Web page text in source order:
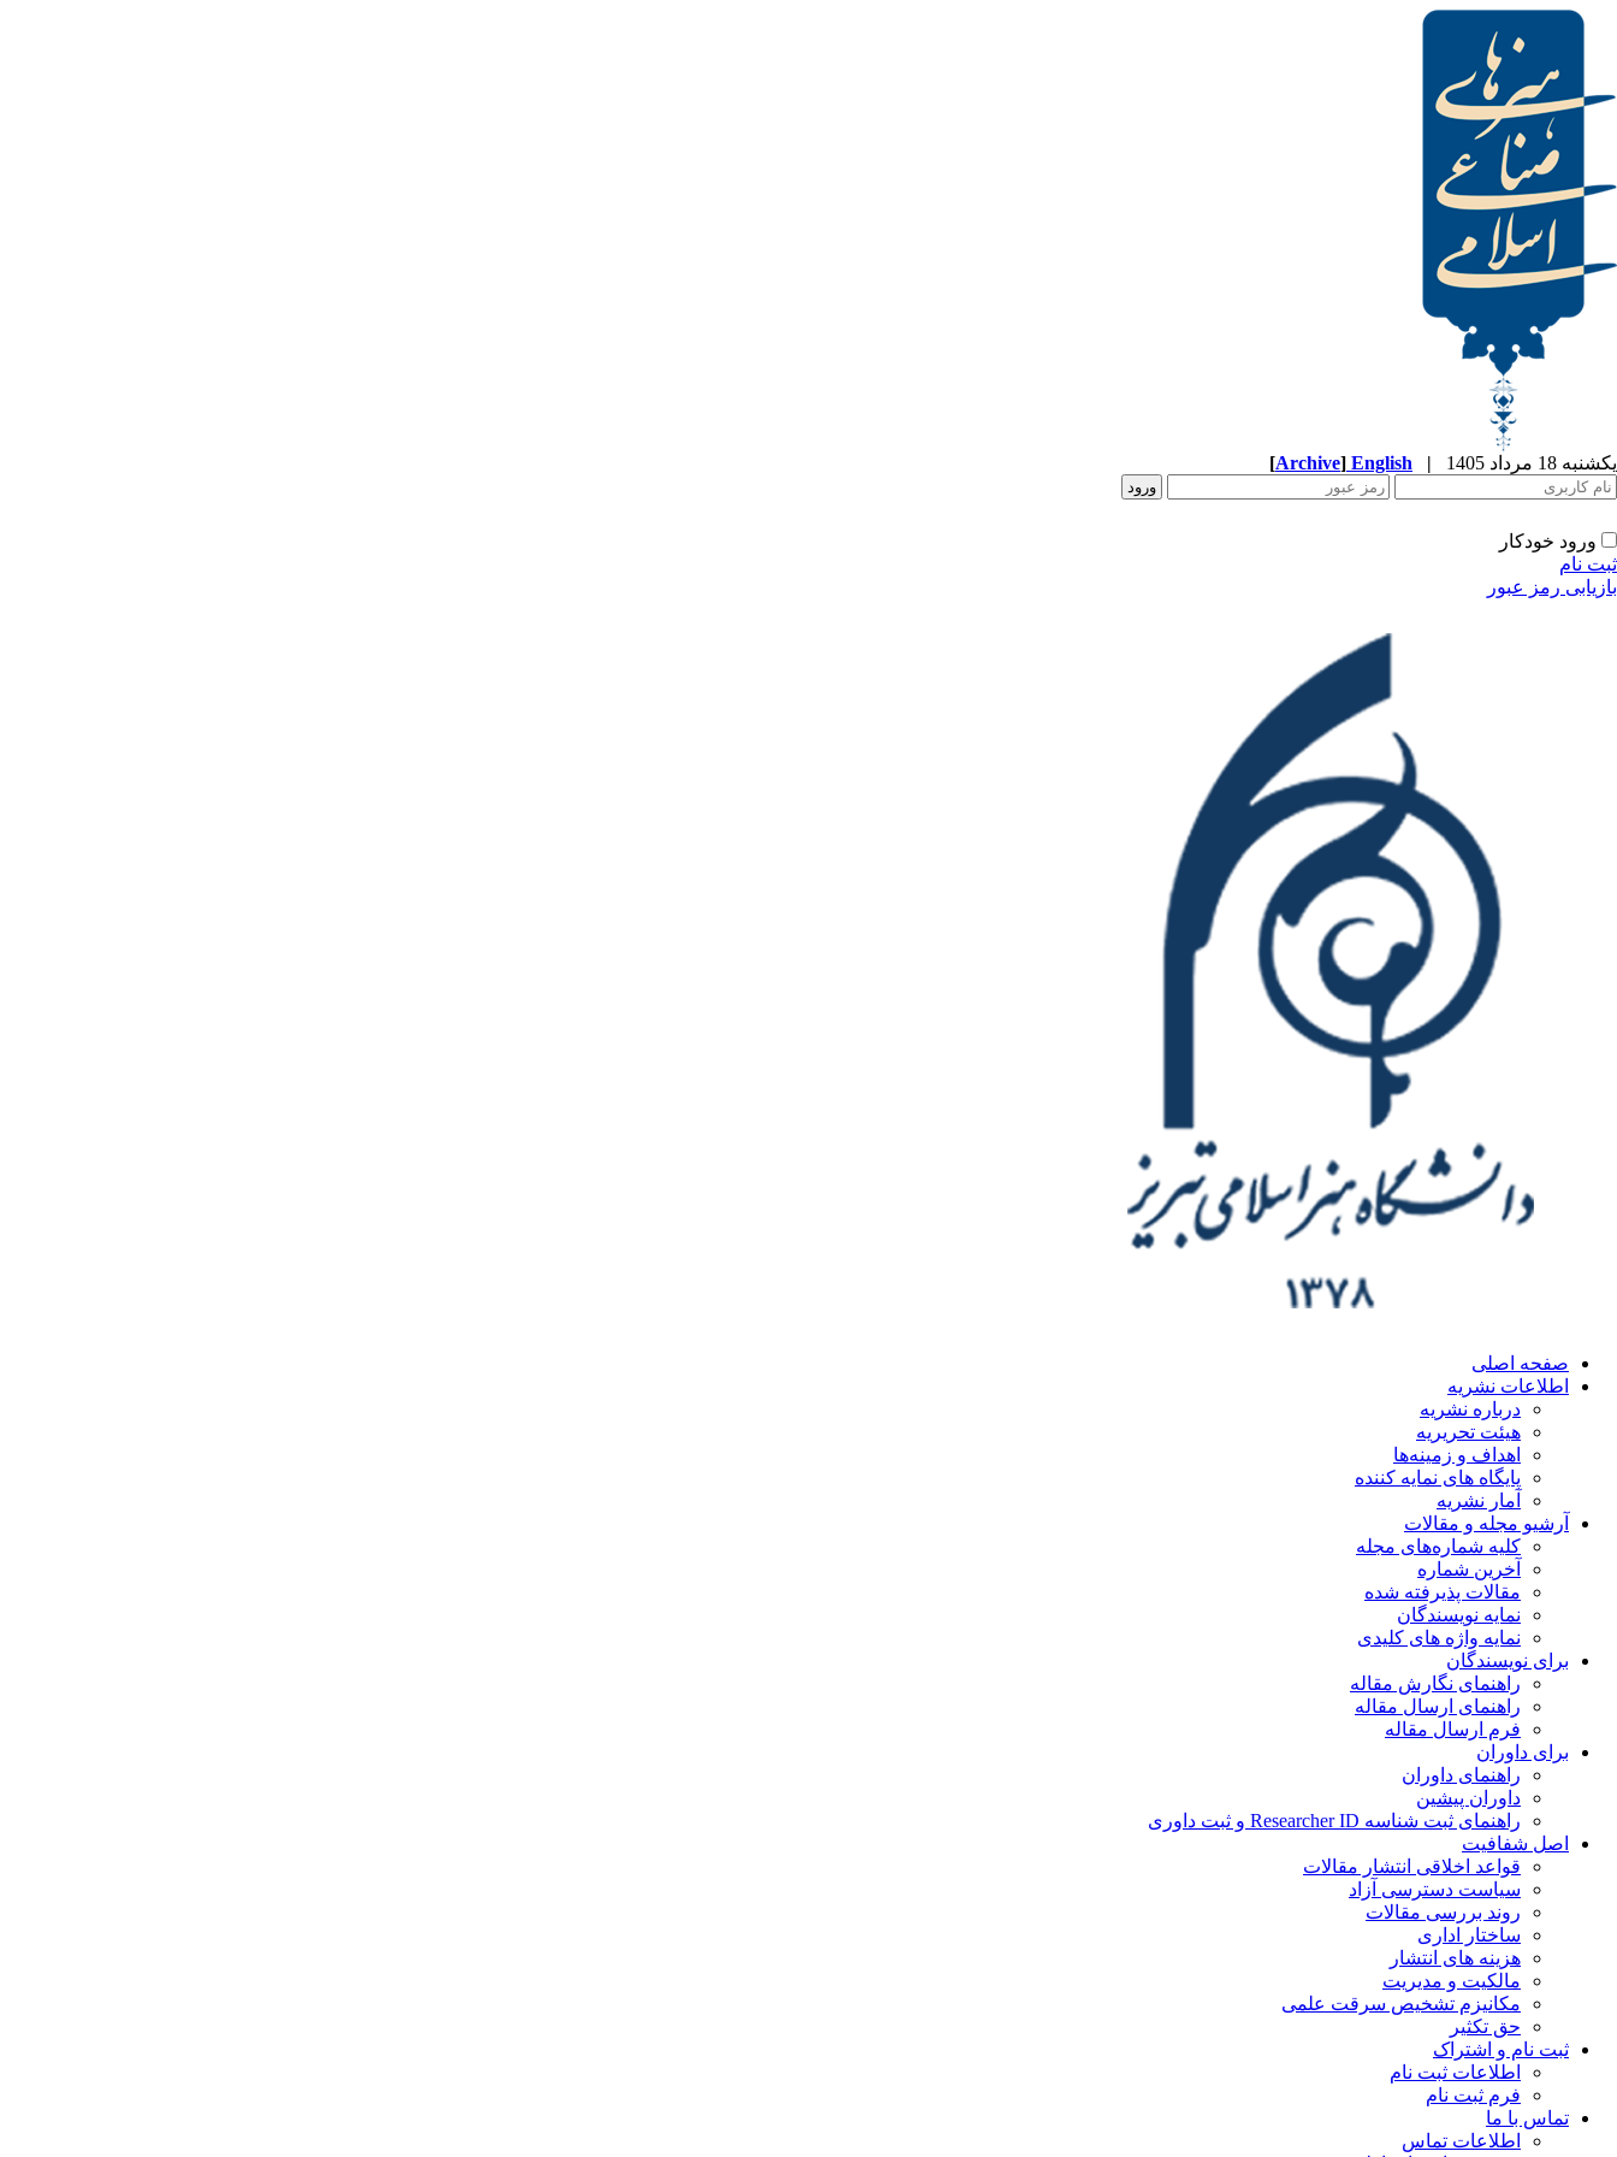
یکشنبه 18 مرداد 1405 |
English
[Archive]
ورود خودکار
ثبت نام
بازیابی رمز عبور
صفحه اصلی
اطلاعات نشریه
درباره نشریه
هیئت تحریریه
اهداف و زمینه‌ها
پایگاه های نمایه کننده
آمار نشریه
آرشیو مجله و مقالات
کلیه شماره‌های مجله
آخرین شماره
مقالات پذیرفته شده
نمایه نویسندگان
نمایه واژه های کلیدی
برای نویسندگان
راهنمای نگارش مقاله
راهنمای ارسال مقاله
فرم ارسال مقاله
برای داوران
راهنمای داوران
داوران پیشین
راهنمای ثبت شناسه Researcher ID و ثبت داوری
اصل شفافیت
قواعد اخلاقی انتشار مقالات
سیاست دسترسی آزاد
روند بررسی مقالات
ساختار اداری
هزینه های انتشار
مالکیت و مدیریت
ﻣﮑﺎﻧﯿﺰم ﺗﺸﺨﯿﺺ ﺳﺮﻗﺖ ﻋﻠﻤﯽ
حق تکثیر
ثبت نام و اشتراک
اطلاعات ثبت نام
فرم ثبت نام
تماس با ما
اطلاعات تماس